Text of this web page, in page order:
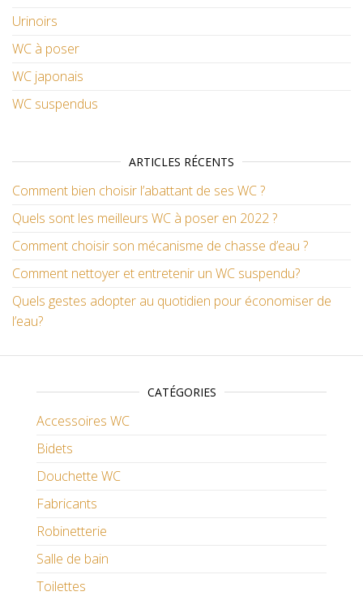
Urinoirs
WC à poser
WC japonais
WC suspendus
ARTICLES RÉCENTS
Comment bien choisir l’abattant de ses WC ?
Quels sont les meilleurs WC à poser en 2022 ?
Comment choisir son mécanisme de chasse d’eau ?
Comment nettoyer et entretenir un WC suspendu?
Quels gestes adopter au quotidien pour économiser de
l’eau?
CATÉGORIES
Accessoires WC
Bidets
Douchette WC
Fabricants
Robinetterie
Salle de bain
Toilettes